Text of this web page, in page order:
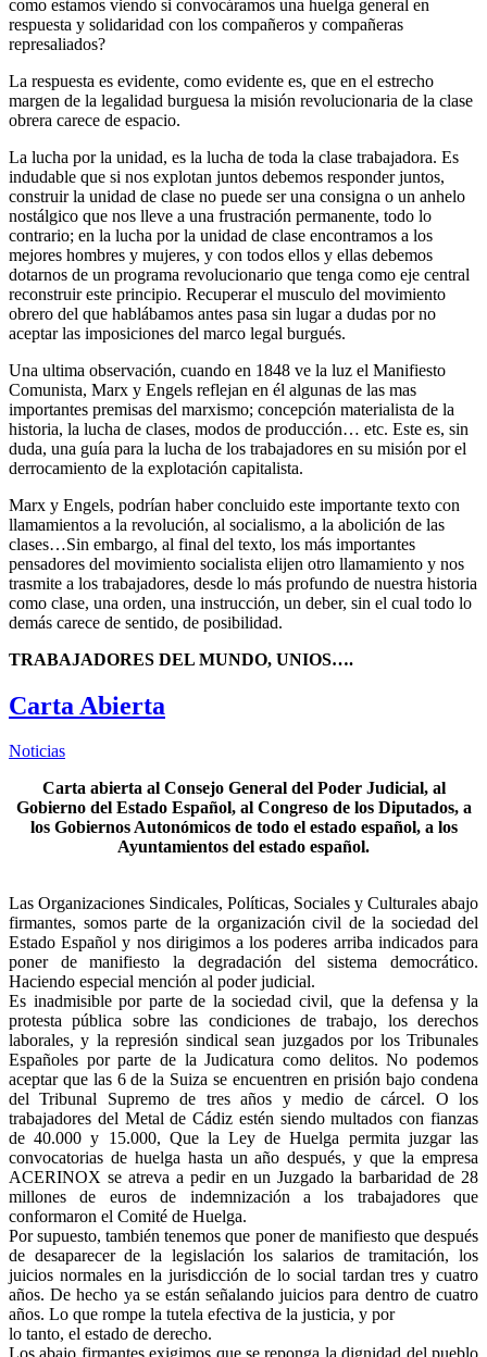
como estamos viendo si convocáramos una huelga general en
respuesta y solidaridad con los compañeros y compañeras
represaliados?
La respuesta es evidente, como evidente es, que en el estrecho
margen de la legalidad burguesa la misión revolucionaria de la clase
obrera carece de espacio.
La lucha por la unidad, es la lucha de toda la clase trabajadora. Es
indudable que si nos explotan juntos debemos responder juntos,
construir la unidad de clase no puede ser una consigna o un anhelo
nostálgico que nos lleve a una frustración permanente, todo lo
contrario; en la lucha por la unidad de clase encontramos a los
mejores hombres y mujeres, y con todos ellos y ellas debemos
dotarnos de un programa revolucionario que tenga como eje central
reconstruir este principio. Recuperar el musculo del movimiento
obrero del que hablábamos antes pasa sin lugar a dudas por no
aceptar las imposiciones del marco legal burgués.
Una ultima observación, cuando en 1848 ve la luz el Manifiesto
Comunista, Marx y Engels reflejan en él algunas de las mas
importantes premisas del marxismo; concepción materialista de la
historia, la lucha de clases, modos de producción… etc. Este es, sin
duda, una guía para la lucha de los trabajadores en su misión por el
derrocamiento de la explotación capitalista.
Marx y Engels, podrían haber concluido este importante texto con
llamamientos a la revolución, al socialismo, a la abolición de las
clases…Sin embargo, al final del texto, los más importantes
pensadores del movimiento socialista elijen otro llamamiento y nos
trasmite a los trabajadores, desde lo más profundo de nuestra historia
como clase, una orden, una instrucción, un deber, sin el cual todo lo
demás carece de sentido, de posibilidad.
TRABAJADORES DEL MUNDO, UNIOS….
Carta Abierta
Noticias
Carta abierta al Consejo General del Poder Judicial, al
Gobierno del Estado Español, al Congreso de los Diputados, a
los Gobiernos Autonómicos de todo el estado español, a los
Ayuntamientos del estado español.
Las Organizaciones Sindicales, Políticas, Sociales y Culturales abajo
firmantes, somos parte de la organización civil de la sociedad del
Estado Español y nos dirigimos a los poderes arriba indicados para
poner de manifiesto la degradación del sistema democrático.
Haciendo especial mención al poder judicial.
Es inadmisible por parte de la sociedad civil, que la defensa y la
protesta pública sobre las condiciones de trabajo, los derechos
laborales, y la represión sindical sean juzgados por los Tribunales
Españoles por parte de la Judicatura como delitos. No podemos
aceptar que las 6 de la Suiza se encuentren en prisión bajo condena
del Tribunal Supremo de tres años y medio de cárcel. O los
trabajadores del Metal de Cádiz estén siendo multados con fianzas
de 40.000 y 15.000, Que la Ley de Huelga permita juzgar las
convocatorias de huelga hasta un año después, y que la empresa
ACERINOX se atreva a pedir en un Juzgado la barbaridad de 28
millones de euros de indemnización a los trabajadores que
conformaron el Comité de Huelga.
Por supuesto, también tenemos que poner de manifiesto que después
de desaparecer de la legislación los salarios de tramitación, los
juicios normales en la jurisdicción de lo social tardan tres y cuatro
años. De hecho ya se están señalando juicios para dentro de cuatro
años. Lo que rompe la tutela efectiva de la justicia, y por
lo tanto, el estado de derecho.